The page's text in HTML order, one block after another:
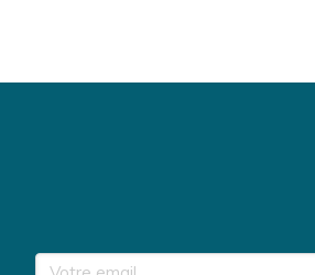
Votre email